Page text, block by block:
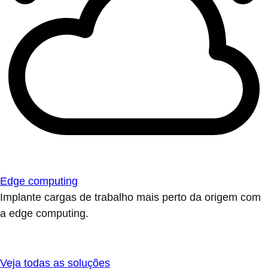
Edge computing
Implante cargas de trabalho mais perto da origem com
a edge computing.
Veja todas as soluções